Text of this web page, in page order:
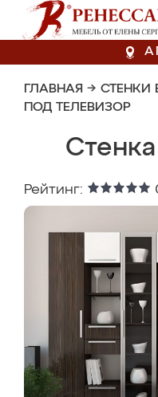
ГЛАВНАЯ → СТЕНКИ
ПОД ТЕЛЕВИЗОР
Рейтинг: